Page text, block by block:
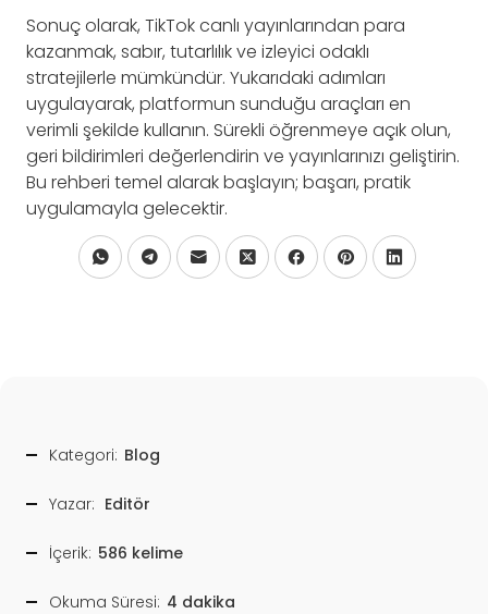
Sonuç olarak, TikTok canlı yayınlarından para
kazanmak, sabır, tutarlılık ve izleyici odaklı
stratejilerle mümkündür. Yukarıdaki adımları
uygulayarak, platformun sunduğu araçları en
verimli şekilde kullanın. Sürekli öğrenmeye açık olun,
geri bildirimleri değerlendirin ve yayınlarınızı geliştirin.
Bu rehberi temel alarak başlayın; başarı, pratik
uygulamayla gelecektir.
Kategori: Blog
Yazar: Editör
İçerik: 586 kelime
Okuma Süresi: 4 dakika